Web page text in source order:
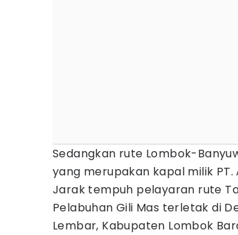
Sedangkan rute Lombok-
yang merupakan kapal milik PT.
Jarak tempuh pelayaran rute
Pelabuhan Gili Mas terletak di
Lembar, Kabupaten Lombok